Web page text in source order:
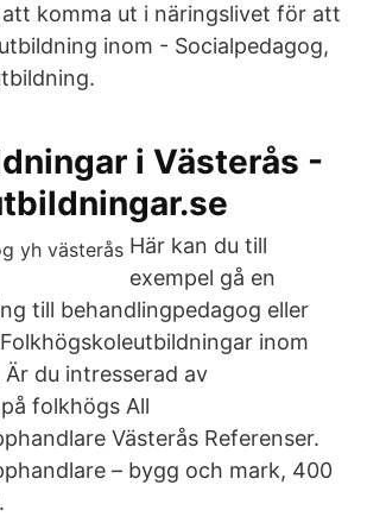
komma ut i näringslivet för att
inom - Socialpedagog,
i Västerås -
Här kan du till
exempel gå en
till behandlingpedagog eller
inom
du intresserad av
folkhögs All
Västerås Referenser.
– bygg och mark, 400